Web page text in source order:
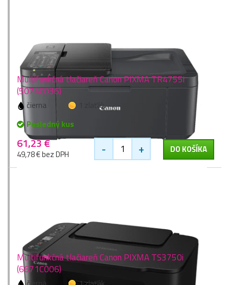
Multifunkčná tlačiareň Canon PIXMA TR4755i
(5074C036)
čierna
1 zlaťák
Posledný kus
61,23 €
49,78 € bez DPH - + DO KOŠÍKA
Multifunkčná tlačiareň Canon PIXMA TS3750i
(6671C006)